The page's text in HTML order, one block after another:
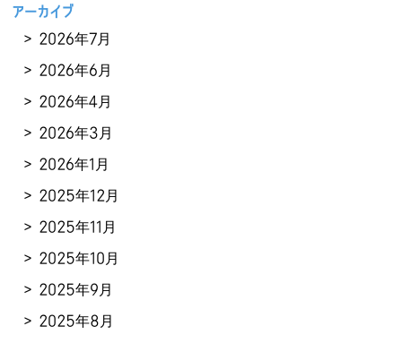
アーカイブ
2026年7月
2026年6月
2026年4月
2026年3月
2026年1月
2025年12月
2025年11月
2025年10月
2025年9月
2025年8月